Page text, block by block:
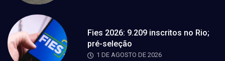
Fies 2026: 9.209 inscritos no Rio;
pré-seleção
1 DE AGOSTO DE 2026